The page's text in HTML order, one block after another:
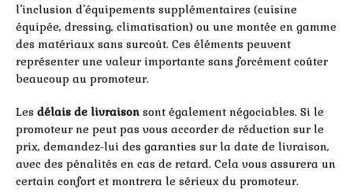
l’inclusion d’équipements supplémentaires (cuisine
équipée, dressing, climatisation) ou une montée en gamme
des matériaux sans surcoût. Ces éléments peuvent
représenter une valeur importante sans forcément coûter
beaucoup au promoteur.
Les délais de livraison sont également négociables. Si le
promoteur ne peut pas vous accorder de réduction sur le
prix, demandez-lui des garanties sur la date de livraison,
avec des pénalités en cas de retard. Cela vous assurera un
certain confort et montrera le sérieux du promoteur.